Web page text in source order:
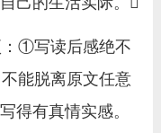
①写读后感绝不
能脱离原文任意
得有真情实感。